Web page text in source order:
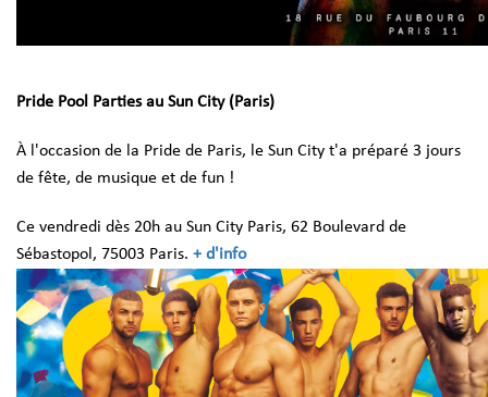
Pride Pool Parties au Sun City (Paris)
À l'occasion de la Pride de Paris, le Sun City t'a préparé 3 jours
de fête, de musique et de fun !
Ce vendredi dès 20h au Sun City Paris, 62 Boulevard de
Sébastopol, 75003 Paris. + d'info